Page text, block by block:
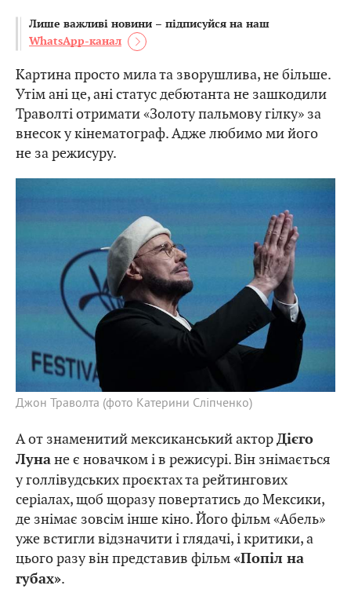
Лише важливі новини – підписуйся на наш
WhatsApp-канал
Картина просто мила та зворушлива, не більше.
Утім ані це, ані статус дебютанта не зашкодили
Траволті отримати «Золоту пальмову гілку» за
внесок у кінематограф. Адже любимо ми його
не за режисуру.
Джон Траволта (фото Катерини Сліпченко)
А от знаменитий мексиканський акторДієго
Лунане є новачком і в режисурі. Він знімається
у голлівудських проєктах та рейтингових
серіалах, щоб щоразу повертатись до Мексики,
де знімає зовсім інше кіно. Його фільм «Абель»
уже встигли відзначити і глядачі, і критики, а
цього разу він представив фільм«Попіл на
губах».